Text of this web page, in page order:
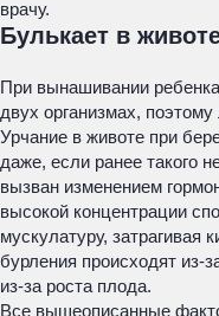
врачу.
Булькает в
При вынашивании
двух организмах,
Урчание в животе при
даже, если ранее такого
вызван изменением
высокой концентрации
мускулатуру, затрагивая
бурления происходят из-
из-за роста плода.
Все вышеописанные